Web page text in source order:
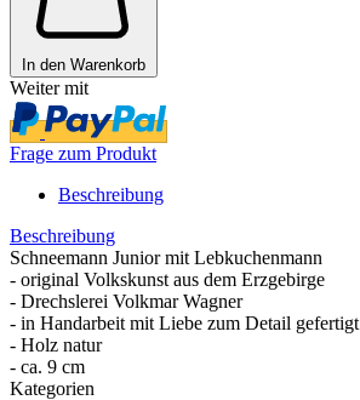
In den Warenkorb
Weiter mit
Frage zum Produkt
Beschreibung
Beschreibung
Schneemann Junior mit Lebkuchenmann
- original Volkskunst aus dem Erzgebirge
- Drechslerei Volkmar Wagner
- in Handarbeit mit Liebe zum Detail gefertigt
- Holz natur
- ca. 9 cm
Kategorien